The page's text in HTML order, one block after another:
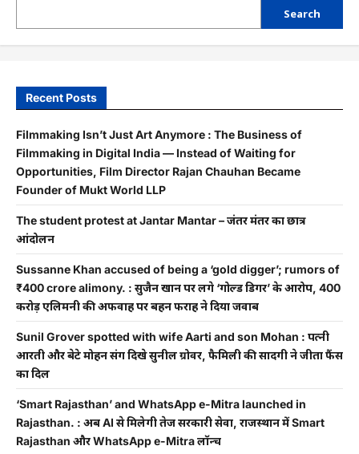
Search
Recent Posts
Filmmaking Isn’t Just Art Anymore : The Business of
Filmmaking in Digital India — Instead of Waiting for
Opportunities, Film Director Rajan Chauhan Became
Founder of Mukt World LLP
The student protest at Jantar Mantar – जंतर मंतर का छात्र
आंदोलन
Sussanne Khan accused of being a ‘gold digger’; rumors of
₹400 crore alimony. : सुजैन खान पर लगे ‘गोल्ड डिगर’ के आरोप, 400
करोड़ एलिमनी की अफवाह पर बहन फराह ने दिया जवाब
Sunil Grover spotted with wife Aarti and son Mohan : पत्नी
आरती और बेटे मोहन संग दिखे सुनील ग्रोवर, फैमिली की सादगी ने जीता फैंस
का दिल
‘Smart Rajasthan’ and WhatsApp e-Mitra launched in
Rajasthan. : अब AI से मिलेगी तेज सरकारी सेवा, राजस्थान में Smart
Rajasthan और WhatsApp e-Mitra लॉन्च